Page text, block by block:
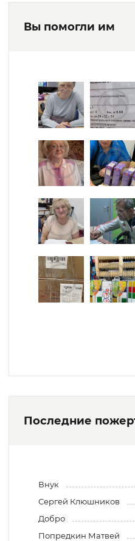
Вы помогли им
Последние
Внук
Сергей Клюшников
Добро
Попредкин Матвей